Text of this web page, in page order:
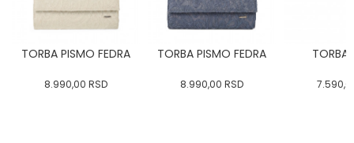
TORBA PISMO FEDRA
8.990,00 RSD
TORBA PISMO FEDRA
8.990,00 RSD
TORBA